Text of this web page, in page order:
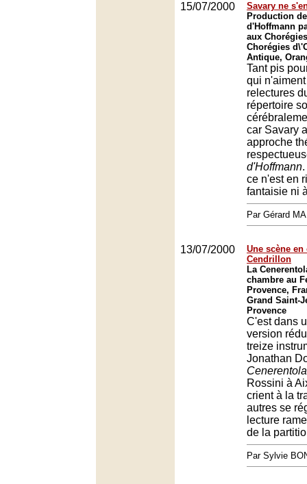
15/07/2000
Savary ne
Production
d'Hoffmann
aux
Chorégies
Antique,
Tant pis
qui
relectures
répertoire
car Savary
approche
d'Hoffmann
ce n'est en
fantaisie ni
Par Gérard
13/07/2000
Une scène
Cendrillon
La
chambre au
Provence,
Grand Saint-
Provence
C'est dans
version
treize
Jonathan
Cenerentola
Rossini à
crient à la
autres se
lecture
de la
Par Sylvie